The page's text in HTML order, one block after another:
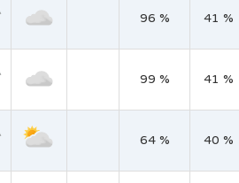
96 % 41 %
99 % 41 %
64 % 40 %